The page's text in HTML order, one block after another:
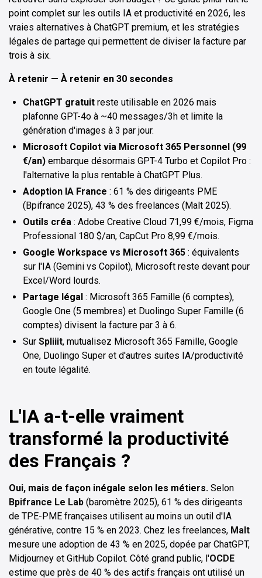
point complet sur les outils IA et productivité en 2026, les
vraies alternatives à ChatGPT premium, et les stratégies
légales de partage qui permettent de diviser la facture par
trois à six.
À retenir — À retenir en 30 secondes
ChatGPT gratuit reste utilisable en 2026 mais
plafonne GPT-4o à ~40 messages/3h et limite la
génération d'images à 3 par jour.
Microsoft Copilot via Microsoft 365 Personnel (99
€/an) embarque désormais GPT-4 Turbo et Copilot Pro :
l'alternative la plus rentable à ChatGPT Plus.
Adoption IA France : 61 % des dirigeants PME
(Bpifrance 2025), 43 % des freelances (Malt 2025).
Outils créa : Adobe Creative Cloud 71,99 €/mois, Figma
Professional 180 $/an, CapCut Pro 8,99 €/mois.
Google Workspace vs Microsoft 365 : équivalents
sur l'IA (Gemini vs Copilot), Microsoft reste devant pour
Excel/Word lourds.
Partage légal : Microsoft 365 Famille (6 comptes),
Google One (5 membres) et Duolingo Super Famille (6
comptes) divisent la facture par 3 à 6.
Sur Spliiit, mutualisez Microsoft 365 Famille, Google
One, Duolingo Super et d'autres suites IA/productivité
en toute légalité.
L'IA a-t-elle vraiment
transformé la productivité
des Français ?
Oui, mais de façon inégale selon les métiers. Selon
Bpifrance Le Lab (baromètre 2025), 61 % des dirigeants
de TPE-PME françaises utilisent au moins un outil d'IA
générative, contre 15 % en 2023. Chez les freelances, Malt
mesure une adoption de 43 % en 2025, dopée par ChatGPT,
Midjourney et GitHub Copilot. Côté grand public, l'OCDE
estime que près de 40 % des actifs français ont utilisé un